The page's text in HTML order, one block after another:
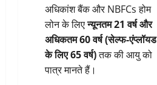
अधिकांश बैंक और NBFCs होम
लोन के लिएन्यूनतम 21 वर्ष और
अधिकतम 60 वर्ष (सेल्फ-एंप्लॉयड
के लिए 65 वर्ष)तक की आयु को
पात्र मानते हैं।